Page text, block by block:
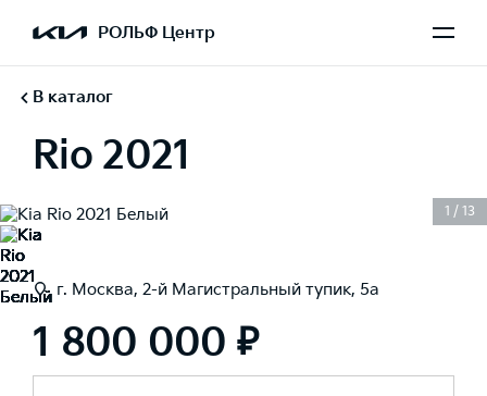
РОЛЬФ Центр
В каталог
Rio 2021
1 / 13
г. Москва, 2-й Магистральный тупик, 5а
1 800 000 ₽